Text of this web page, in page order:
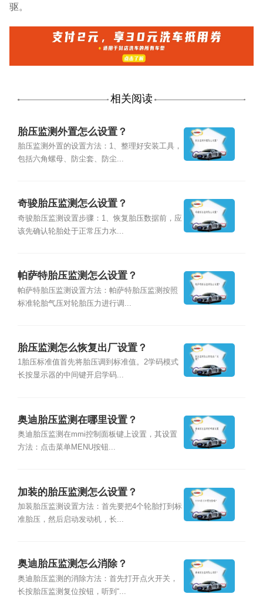
驱。
相关阅读
胎压监测外置怎么设置？
胎压监测外置的设置方法：1、整理好安装工具，
包括六角螺母、防尘套、防尘...
奇骏胎压监测怎么设置？
奇骏胎压监测设置步骤：1、恢复胎压数据前，应
该先确认轮胎处于正常压力水...
帕萨特胎压监测怎么设置？
帕萨特胎压监测设置方法：帕萨特胎压监测按照
标准轮胎气压对轮胎压力进行调...
胎压监测怎么恢复出厂设置？
1胎压标准值首先将胎压调到标准值。2学码模式
长按显示器的中间键开启学码...
奥迪胎压监测在哪里设置？
奥迪胎压监测在mmi控制面板键上设置，其设置
方法：点击菜单MENU按钮...
加装的胎压监测怎么设置？
加装胎压监测设置方法：首先要把4个轮胎打到标
准胎压，然后启动发动机，长...
奥迪胎压监测怎么消除？
奥迪胎压监测的消除方法：首先打开点火开关，
长按胎压监测复位按钮，听到“...